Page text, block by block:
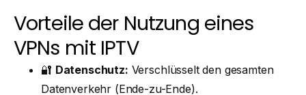
Vorteile der Nutzung eines
VPNs mit IPTV
🔐 Datenschutz: Verschlüsselt den gesamten
Datenverkehr (Ende-zu-Ende).